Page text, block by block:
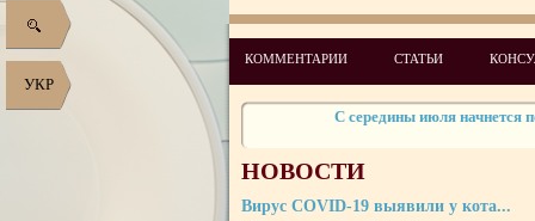
УКР
КОММЕНТАРИИ СТАТЬИ
Социальный проект Евро-
Акция
С середины июля начнется
Швейцарская Конфедерация
НОВОСТИ
Вирус COVID-19 выявили у кота...